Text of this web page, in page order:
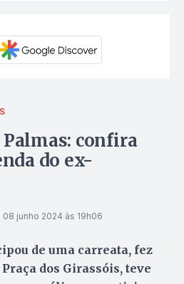
confira
do ex-
08 junho 2024 às 19h06
de uma carreata, fez
dos Girassóis, teve